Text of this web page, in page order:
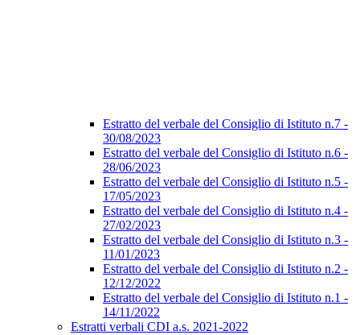
Estratto del verbale del Consiglio di Istituto n.7 -
30/08/2023
Estratto del verbale del Consiglio di Istituto n.6 -
28/06/2023
Estratto del verbale del Consiglio di Istituto n.5 -
17/05/2023
Estratto del verbale del Consiglio di Istituto n.4 -
27/02/2023
Estratto del verbale del Consiglio di Istituto n.3 -
11/01/2023
Estratto del verbale del Consiglio di Istituto n.2 -
12/12/2022
Estratto del verbale del Consiglio di Istituto n.1 -
14/11/2022
Estratti verbali CDI a.s. 2021-2022